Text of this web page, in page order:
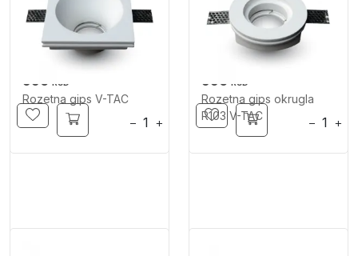
990 RSD
− +
990 RSD
− +
Rozetna gips V-TAC
Rozetna gips okrugla
R103 V-TAC